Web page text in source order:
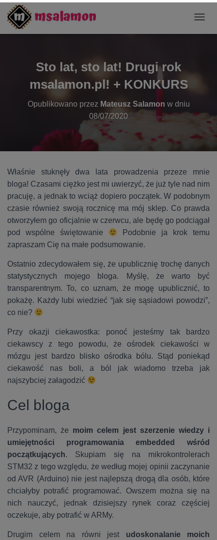
R
G
C
Ę
Sto lat, sto lat! Drugi rok
msalamon.pl! + KONKURS
Opublikowano przez Mateusz Salamon w dniu
08/07/2020
Właśnie stuknęły dwa lata prowadzenia przeze mnie
bloga! Czasami ciężko jest mi uwierzyć, że już tyle nad nim
pracuję, a jednak to wciąż dopiero początek. W podobnym
czasie również swoją rocznicę ma mój sklep. Co prawda
otworzyłem go oficjalnie w czerwcu, ale będę go podciągał
pod wspólne świętowanie
Podobnie ja krok temu
zapraszam Cię na małe podsumowanie.
Ostatnio zdecydowałem się, że upublicznię trochę danych
statystycznych mojego bloga. Myślę, że warto być
transparentnym. To, co uznam, że mogę upublicznić, to
pokażę. Każdy lubi wiedzieć “jak się sąsiadowi powodzi”,
co nie?
Przy okazji ciekawostka: ponoć jesteśmy tak bardzo
ciekawscy z tego powodu, że ośrodek ciekawości w
mózgu jest bardzo blisko ośrodka bólu. Stąd poniekąd
ciekawość nas boli, a ból jak wiadomo trzeba jak
najszybciej załagodzić
Cel bloga
Przypominam, że moim celem jest szerzenie wiedzy i
umiejętności programowania
embedded wśród
początkujących. Skupiam się na mikrokontrolerach
STM32 z tego względu, że według mojej opinii zaczynanie
od AVR (Arduino) nie jest najlepszą drogą dla osób, które
chciałyby potrafić programować. Owszem można się na
nich nauczyć, jednak dzisiejszy rynek coraz częściej
oczekuje, aby potrafić w ARMy.
Drugim celem na równi jest udoskonalanie moich